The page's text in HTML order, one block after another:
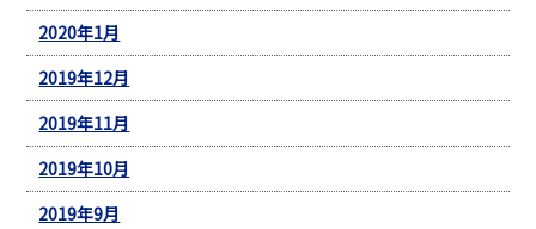
2020年1月
2019年12月
2019年11月
2019年10月
2019年9月